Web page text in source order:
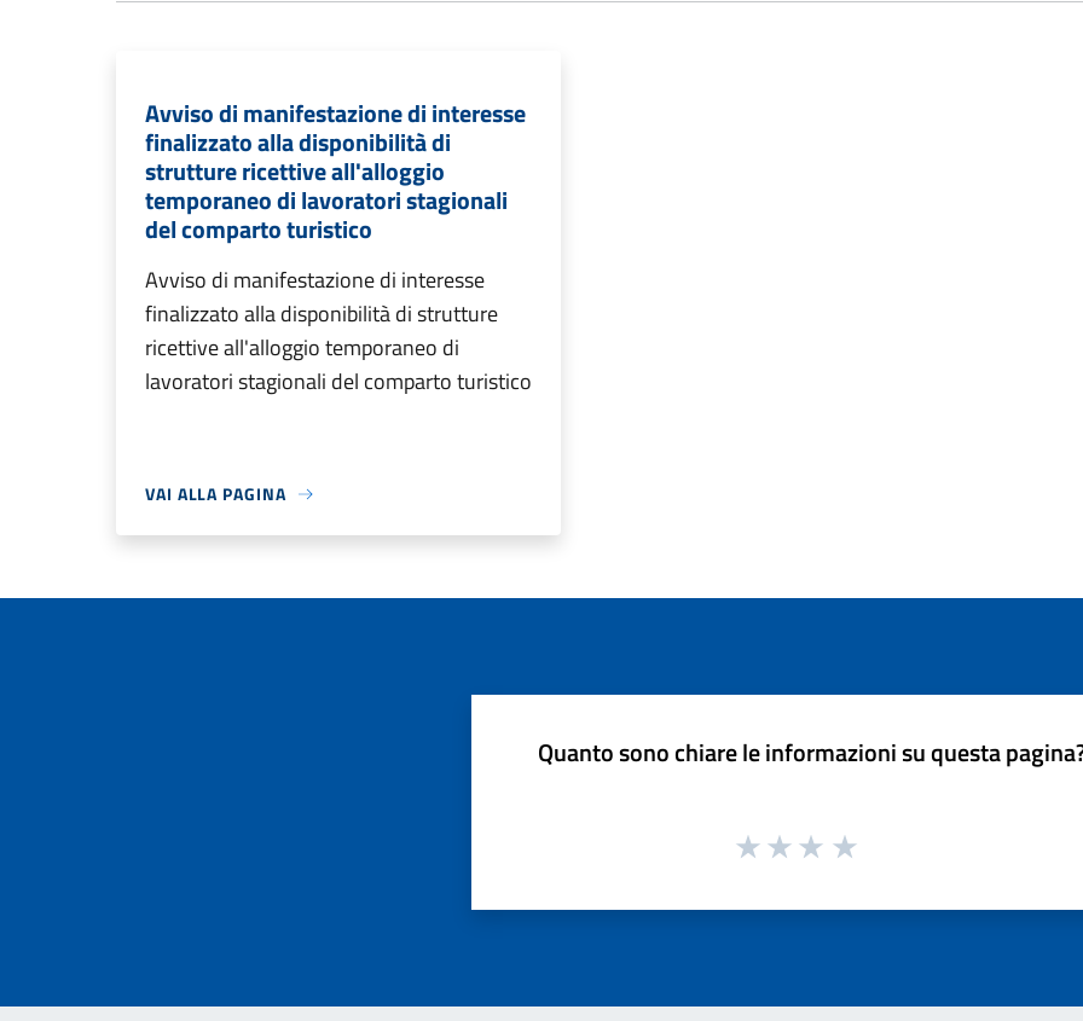
Avviso di manifestazione di interesse
finalizzato alla disponibilità di
strutture ricettive all'alloggio
temporaneo di lavoratori stagionali
del comparto turistico
Avviso di manifestazione di interesse
finalizzato alla disponibilità di strutture
ricettive all'alloggio temporaneo di
lavoratori stagionali del comparto turistico
VAI ALLA PAGINA
Quanto sono chiare le informazioni su questa